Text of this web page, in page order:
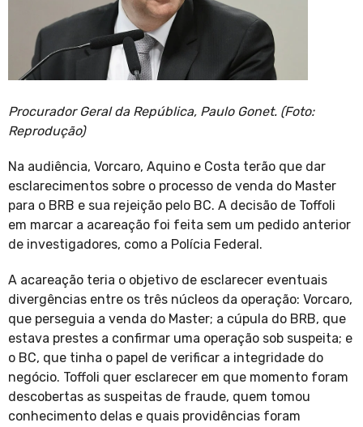
Procurador Geral da República, Paulo Gonet. (Foto:
Reprodução)
Na audiência, Vorcaro, Aquino e Costa terão que dar
esclarecimentos sobre o processo de venda do Master
para o BRB e sua rejeição pelo BC. A decisão de Toffoli
em marcar a acareação foi feita sem um pedido anterior
de investigadores, como a Polícia Federal.
A acareação teria o objetivo de esclarecer eventuais
divergências entre os três núcleos da operação: Vorcaro,
que perseguia a venda do Master; a cúpula do BRB, que
estava prestes a confirmar uma operação sob suspeita; e
o BC, que tinha o papel de verificar a integridade do
negócio. Toffoli quer esclarecer em que momento foram
descobertas as suspeitas de fraude, quem tomou
conhecimento delas e quais providências foram